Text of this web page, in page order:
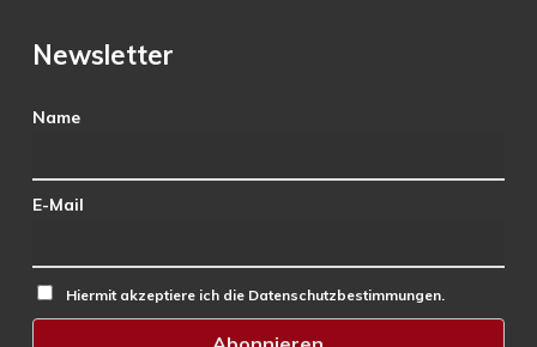
Newsletter
Name
E-Mail
Hiermit akzeptiere ich die Datenschutzbestimmungen.